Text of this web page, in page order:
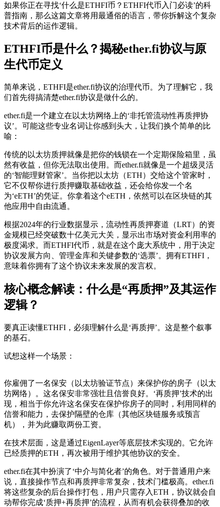
如果你正在寻找‘什么是ETHFI币？ETHFI代币入门必读’的科
普指南，那么这篇文章将用最通俗的语言，带你拆解这个复杂
技术背后的运作逻辑。
ETHFI币是什么？揭秘ether.fi协议与原
生代币定义
简单来说，ETHFI是ether.fi协议的治理代币。为了理解它，我
们首先得搞清楚ether.fi协议是做什么的。
ether.fi是一个建立在以太坊网络上的‘非托管流动性再质押协
议’。可能这些专业名词让你感到头大，让我们换个简单的比
喻：
传统的以太坊质押就像是把你的钱锁在一个定期保险箱里，虽
然有收益，但你无法取出使用。而ether.fi就像是一个超级灵活
的‘智能理财管家’。当你把以太坊（ETH）交给这个管家时，
它不仅帮你进行质押赚取基础收益，还会给你发一个名
为‘eETH’的凭证。你拿着这个eETH，依然可以在区块链的其
他应用中自由流通。
根据2024年的行业数据显示，流动性再质押赛道（LRT）的资
金规模已经突破数十亿美元大关，显示出市场对资金利用率的
极度渴求。而ETHFI代币，就是在这个庞大系统中，用于决定
协议发展方向、管理金库和关键参数的‘选票’。拥有ETHFI，
意味着你拥有了这个协议未来发展的发言权。
核心概念解读：什么是“再质押”及其运作
逻辑？
要真正读懂ETHFI，必须理解什么是‘再质押’。这是整个叙事
的基石。
试想这样一个场景：
你雇佣了一名保安（以太坊验证节点）来保护你的房子（以太
坊网络）。这名保安非常强壮且信誉良好。‘再质押’技术的出
现，相当于你允许这名保安在保护你房子的同时，利用同样的
信誉和能力，去保护隔壁的仓库（其他区块链服务或预言
机），并为此赚取两份工资。
在技术层面，这是通过EigenLayer等底层技术实现的。它允许
已经质押的ETH，再次被用于维护其他协议的安全。
ether.fi在其中扮演了‘中介与简化者’的角色。对于普通用户来
说，直接操作节点和再质押非常复杂，技术门槛极高。ether.fi
将这些复杂的后台操作打包，用户只需存入ETH，协议就会自
动帮你完成‘质押+再质押’的流程，从而有机会获得叠加的收